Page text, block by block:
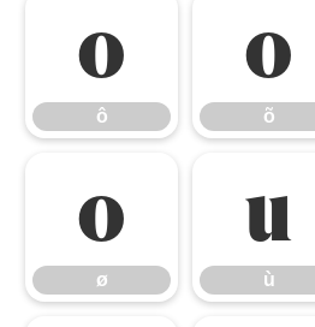
ô
ô
õ
õ
ø
ø
ù
ù